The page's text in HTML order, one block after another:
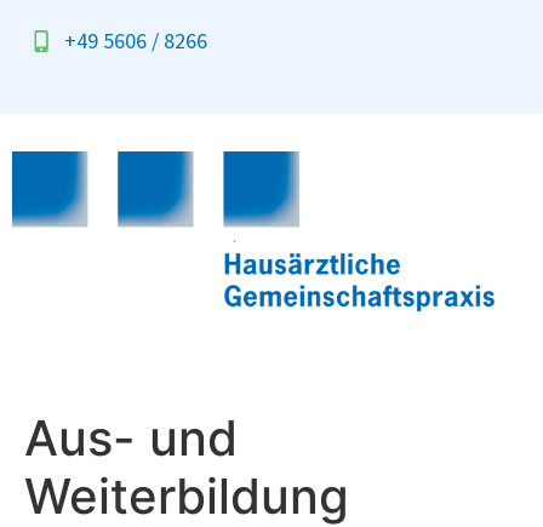
+49 5606 / 8266
Aus- und
Weiterbildung